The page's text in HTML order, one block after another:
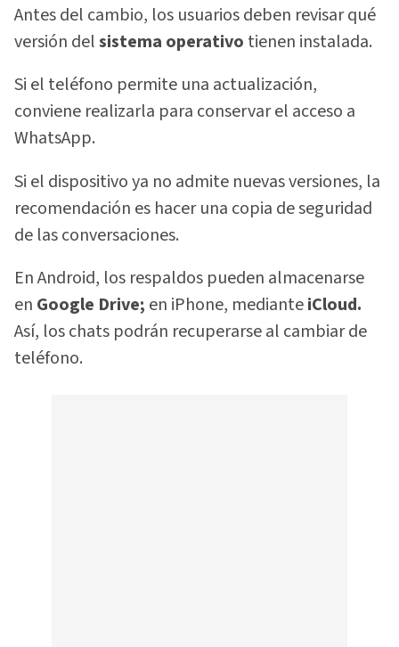
Antes del cambio, los usuarios deben revisar qué
versión delsistema operativo tienen instalada.
Si el teléfono permite una actualización,
conviene realizarla para conservar el acceso a
WhatsApp.
Si el dispositivo ya no admite nuevas versiones, la
recomendación es hacer una copia de seguridad
de las conversaciones.
En Android, los respaldos pueden almacenarse
en Google Drive; en iPhone, medianteiCloud.
Así, los chats podrán recuperarse al cambiar de
teléfono.